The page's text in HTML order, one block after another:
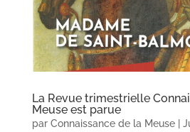
La Revue trimestrielle
Meuse est parue
par Connaissance de la Meuse|